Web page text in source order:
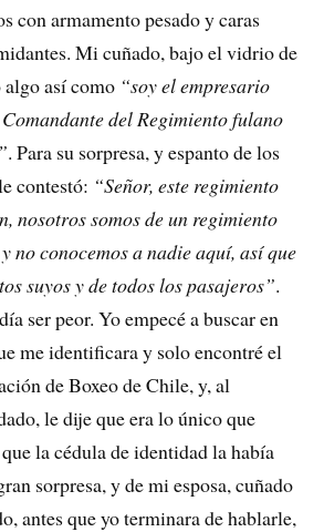
con armamento pesado y caras
Mi cuñado, bajo el vidrio de
así como “soy el empresario
del Regimiento fulano
. Para su sorpresa, y espanto de los
contestó: “Señor, este regimiento
nosotros somos de un regimiento
no conocemos a nadie aquí, así que
suyos y de todos los pasajeros”.
ser peor. Yo empecé a buscar en
me identificara y solo encontré el
de Boxeo de Chile, y, al
le dije que era lo único que
la cédula de identidad la había
sorpresa, y de mi esposa, cuñado
antes que yo terminara de hablarle,